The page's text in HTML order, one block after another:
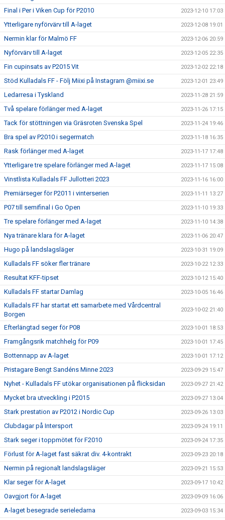
Final i Per i Viken Cup för P2010
2023-12-10 17:03
Ytterligare nyförvärv till A-laget 2023-12-08 19:01
Nermin klar för Malmö FF 2023-12-06 20:59
Nyförvärv till A-laget 2023-12-05 22:35
Fin cupinsats av P2015 Vit 2023-12-02 22:18
Stöd Kulladals FF - Följ Miixi på Instagram @miixi.se 2023-12-01 23:49
Ledarresa i Tyskland 2023-11-28 21:59
Två spelare förlänger med A-laget 2023-11-26 17:15
Tack för stöttningen via Gräsroten Svenska Spel 2023-11-24 19:46
Bra spel av P2010 i segermatch 2023-11-18 16:35
Rask förlänger med A-laget 2023-11-17 17:48
Ytterligare tre spelare förlänger med A-laget 2023-11-17 15:08
Vinstlista Kulladals FF Jullotteri 2023 2023-11-16 16:00
Premiärseger för P2011 i vinterserien 2023-11-11 13:27
P07 till semifinal i Go Open 2023-11-10 19:33
Tre spelare förlänger med A-laget 2023-11-10 14:38
Nya tränare klara för A-laget 2023-11-06 20:47
Hugo på landslagsläger 2023-10-31 19:09
Kulladals FF söker fler tränare 2023-10-22 12:33
Resultat KFF-tipset 2023-10-12 15:40
Kulladals FF startar Damlag 2023-10-05 16:46
Kulladals FF har startat ett samarbete med Vårdcentral
Borgen
2023-10-02 21:40
Efterlängtad seger för P08 2023-10-01 18:53
Framgångsrik matchhelg för P09 2023-10-01 17:45
Bottennapp av A-laget 2023-10-01 17:12
Pristagare Bengt Sandéns Minne 2023 2023-09-29 15:47
Nyhet - Kulladals FF utökar organisationen på flicksidan 2023-09-27 21:42
Mycket bra utveckling i P2015 2023-09-27 13:04
Stark prestation av P2012 i Nordic Cup 2023-09-26 13:03
Clubdagar på Intersport 2023-09-24 19:11
Stark seger i toppmötet för F2010 2023-09-24 17:35
Förlust för A-laget fast säkrat div. 4-kontrakt 2023-09-23 20:18
Nermin på regionalt landslagsläger 2023-09-21 15:53
Klar seger för A-laget 2023-09-17 10:42
Oavgjort för A-laget 2023-09-09 16:06
A-laget besegrade serieledarna 2023-09-03 15:34